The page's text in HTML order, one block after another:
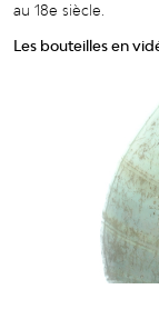
au 18e siècle.
Les bouteilles en